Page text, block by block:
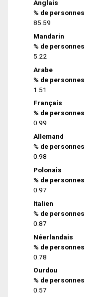
Anglais
% de personnes
85.59
Mandarin
% de personnes
5.22
Arabe
% de personnes
1.51
Français
% de personnes
0.99
Allemand
% de personnes
0.98
Polonais
% de personnes
0.97
Italien
% de personnes
0.87
Néerlandais
% de personnes
0.78
Ourdou
% de personnes
0.57